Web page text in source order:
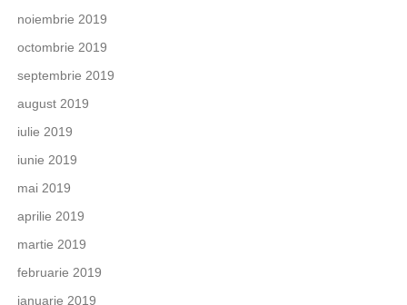
noiembrie 2019
octombrie 2019
septembrie 2019
august 2019
iulie 2019
iunie 2019
mai 2019
aprilie 2019
martie 2019
februarie 2019
ianuarie 2019